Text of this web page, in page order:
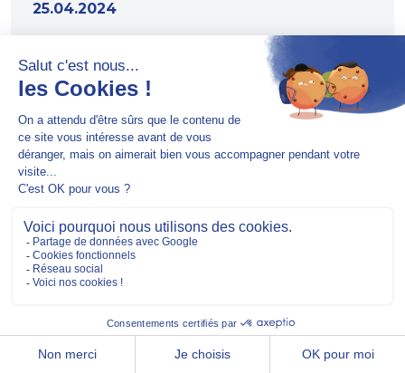
25.04.2024
Communiqué de mise à disposition
du rapport financier annuel au 31
décembre 2023
Télécharger
03.04.2024
Information mensuelle relative aux
droits de vote au 31 mars 2024
03.04.2024